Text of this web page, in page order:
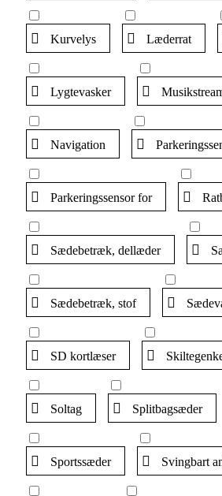
Kurvelys Læderrat
Lygtevasker
Navigation
Parkeringssensor for
Sædebetræk, dellæder
Sædebetræk, stof
SD kortlæser
Soltag Splitbagsæder
Sportssæder Svingbart